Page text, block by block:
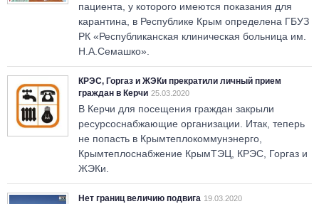
пациента, у которого имеются показания для
карантина, в Республике Крым определена ГБУЗ
РК «Республиканская клиническая больница им.
Н.А.Семашко».
КРЭС, Горгаз и ЖЭКи прекратили личный прием
граждан в Керчи 25.03.2020
В Керчи для посещения граждан закрыли
ресурсоснабжающие организации. Итак, теперь
не попасть в Крымтеплокоммунэнерго,
Крымтеплоснабжение КрымТЭЦ, КРЭС, Горгаз и
ЖЭКи.
Нет границ величию подвига 19.03.2020